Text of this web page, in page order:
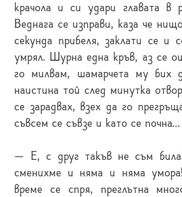
крачола и си удари главата в
Веднага се изправи, каза че
секунда прибеля, заклати се и
умрял. Шурна една кръв, аз се
го милвам, шамарчета му бих
наистина той след минутка
се зарадвах, взех да го
съвсем се съвзе и като се почна…
— Е, с друг такъв не съм
сменихме и няма и няма
време се спря, преглътна